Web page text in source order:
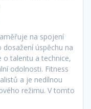
na spojení
úspěchu na
talentu a technice,
odolnosti. Fitness
a je nedílnou
režimu. V tomto